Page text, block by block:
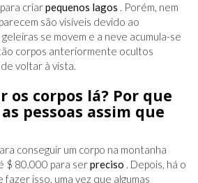
criarpequenos lagos . Porém, nem
são visíveis devido ao
se movem e a neve acumula-se
corpos anteriormente ocultos
voltar à vista.
os corpos lá? Por que
pessoas assim que
conseguir um corpo na montanha
$ 80.000 para serpreciso . Depois, há o
isso, uma vez que algumas